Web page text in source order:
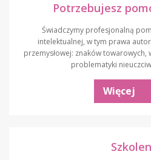
Potrzebujesz
Świadczymy profesjonalną
intelektualnej, w tym prawa
przemysłowej: znaków
problematyki
Więcej